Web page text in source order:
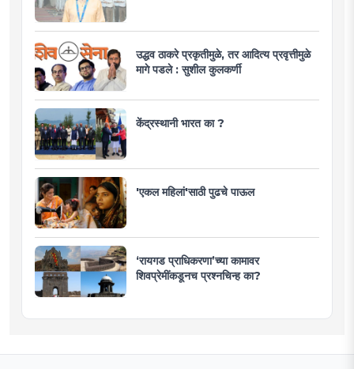
उद्धव ठाकरे प्रकृतीमुळे, तर आदित्य प्रवृत्तीमुळे
मागे पडले : सुशील कुलकर्णी
केंद्रस्थानी भारत का ?
'एकल महिलां'साठी पुढचे पाऊल
‘रायगड प्राधिकरणा’च्या कामावर
शिवप्रेमींकडूनच प्रश्नचिन्ह का?